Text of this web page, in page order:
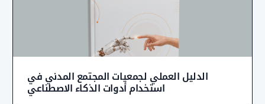
الدليل العملي لجمعيات المجتمع المدني في
استخدام أدوات الذكاء الاصطناعي